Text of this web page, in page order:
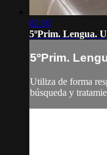
02:10
5ºPrim. Lengua.
5ºPrim.
Utiliza de forma
búsqueda y